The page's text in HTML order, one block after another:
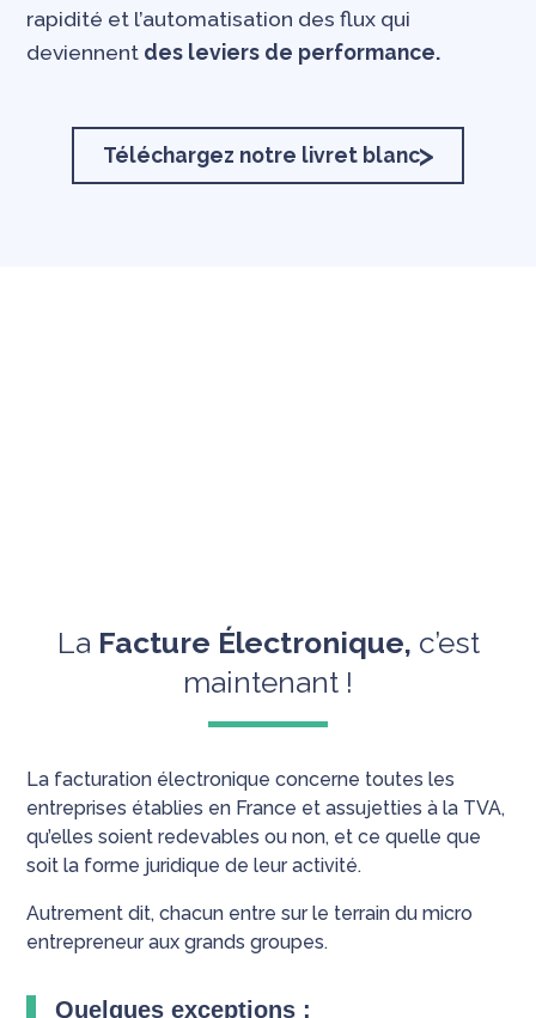
rapidité et l’automatisation des flux qui
deviennent des leviers de performance.
Téléchargez notre livret blanc
La Facture Électronique, c’est
maintenant !
La facturation électronique concerne toutes les
entreprises établies en France et assujetties à la TVA,
qu’elles soient redevables ou non, et ce quelle que
soit la forme juridique de leur activité.
Autrement dit, chacun entre sur le terrain du micro
entrepreneur aux grands groupes.
Quelques exceptions :